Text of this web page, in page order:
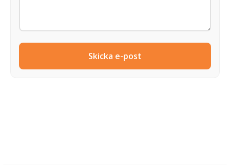
Skicka e-post